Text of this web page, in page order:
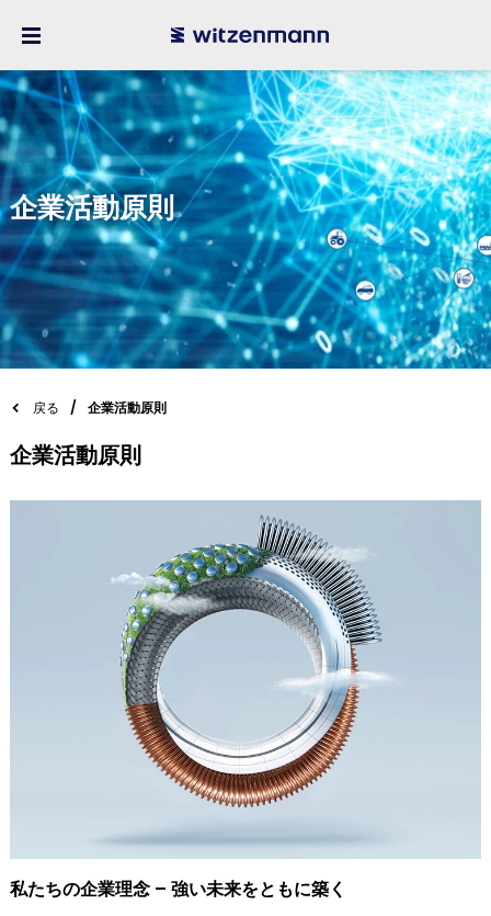
企業活動原則
戻る 企業活動原則
企業活動原則
私たちの企業理念 – 強い未来をともに築く